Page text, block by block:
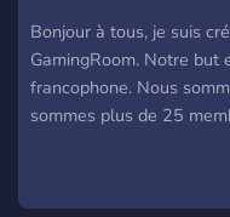
Bonjour à tous, je suis
GamingRoom. Notre but
francophone. Nous
sommes plus de 25